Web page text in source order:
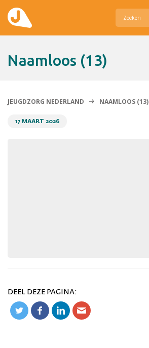
Contact
Naamloos (13)
JEUGDZORG NEDERLAND NAAMLOOS (13)
17 MAART 2026
DEEL DEZE PAGINA: